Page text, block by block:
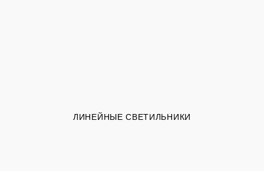
ЛИНЕЙНЫЕ СВЕТИЛЬНИКИ